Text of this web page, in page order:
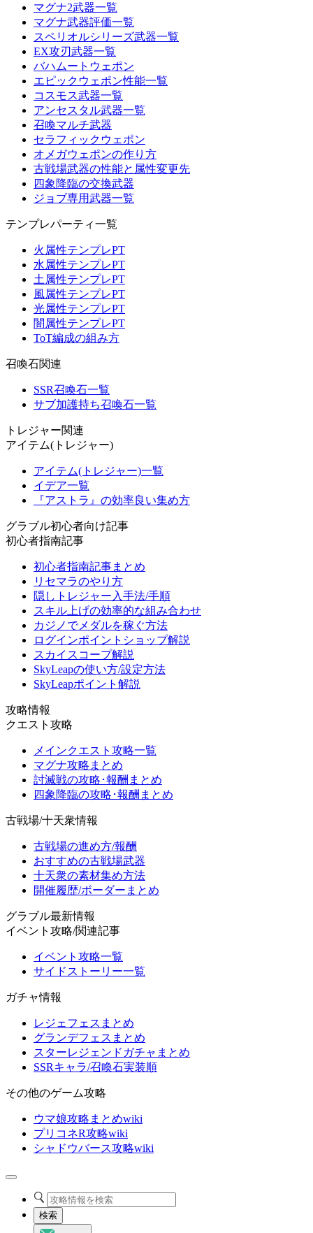
マグナ2武器一覧
マグナ武器評価一覧
スペリオルシリーズ武器一覧
EX攻刃武器一覧
バハムートウェポン
エピックウェポン性能一覧
コスモス武器一覧
アンセスタル武器一覧
召喚マルチ武器
セラフィックウェポン
オメガウェポンの作り方
古戦場武器の性能と属性変更先
四象降臨の交換武器
ジョブ専用武器一覧
テンプレパーティ一覧
火属性テンプレPT
水属性テンプレPT
土属性テンプレPT
風属性テンプレPT
光属性テンプレPT
闇属性テンプレPT
ToT編成の組み方
召喚石関連
SSR召喚石一覧
サブ加護持ち召喚石一覧
トレジャー関連
アイテム(トレジャー)
アイテム(トレジャー)一覧
イデア一覧
『アストラ』の効率良い集め方
グラブル初心者向け記事
初心者指南記事
初心者指南記事まとめ
リセマラのやり方
隠しトレジャー入手法/手順
スキル上げの効率的な組み合わせ
カジノでメダルを稼ぐ方法
ログインポイントショップ解説
スカイスコープ解説
SkyLeapの使い方/設定方法
SkyLeapポイント解説
攻略情報
クエスト攻略
メインクエスト攻略一覧
マグナ攻略まとめ
討滅戦の攻略･報酬まとめ
四象降臨の攻略･報酬まとめ
古戦場/十天衆情報
古戦場の進め方/報酬
おすすめの古戦場武器
十天衆の素材集め方法
開催履歴/ボーダーまとめ
グラブル最新情報
イベント攻略/関連記事
イベント攻略一覧
サイドストーリー一覧
ガチャ情報
レジェフェスまとめ
グランデフェスまとめ
スターレジェンドガチャまとめ
SSRキャラ/召喚石実装順
その他のゲーム攻略
ウマ娘攻略まとめwiki
プリコネR攻略wiki
シャドウバース攻略wiki
検索